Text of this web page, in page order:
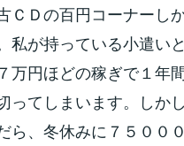
ＣＤの百円コーナーし
私が持っている小遣い
万円ほどの稼ぎで１年
ってしまいます。しか
ら、冬休みに７５００